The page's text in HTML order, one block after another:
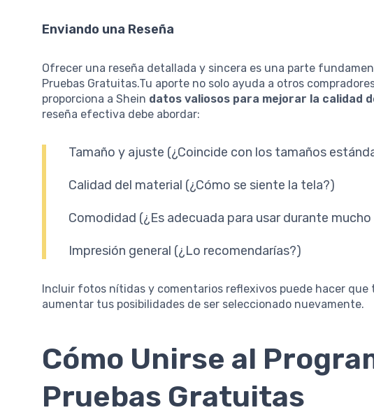
Enviando una Reseña
Ofrecer una reseña detallada y sincera es una parte
Pruebas Gratuitas.Tu aporte no solo ayuda a otros
proporciona a Shein datos valiosos para mejorar la calidad
reseña efectiva debe abordar:
Tamaño y ajuste (¿Coincide con los tamaños
Calidad del material (¿Cómo se siente la tela?)
Comodidad (¿Es adecuada para usar durante
Impresión general (¿Lo recomendarías?)
Incluir fotos nítidas y comentarios reflexivos puede hacer que
aumentar tus posibilidades de ser seleccionado nuevamente.
Cómo Unirse al
Pruebas Gratuitas